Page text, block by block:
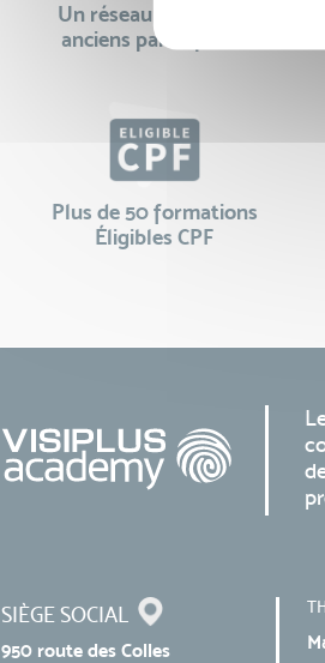
Un réseau de 22 000
anciens participants
Plus de 50 formations
Éligibles CPF
SIÈGE SOCIAL
950 route des Colles